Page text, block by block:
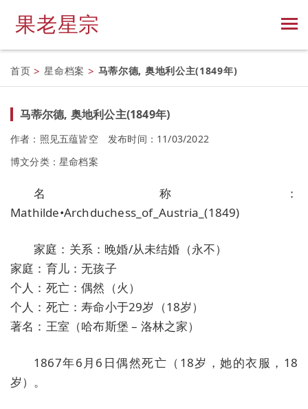
果老星宗
首页 > 星命档案 > 马蒂尔德, 奥地利公主(1849年)
马蒂尔德, 奥地利公主(1849年)
作者：照见五蕴皆空
发布时间：11/03/2022
博文分类： 星命档案
名称：
Mathilde•Archduchess_of_Austria_(1849)
家庭：关系：晚婚/从未结婚（永不）
家庭：育儿：无孩子
个人：死亡：偶然（火）
个人：死亡：寿命小于29岁（18岁）
著名：王室（哈布斯堡 – 洛林之家）
1867年6月6日偶然死亡（18岁，她的衣服，18
岁）。